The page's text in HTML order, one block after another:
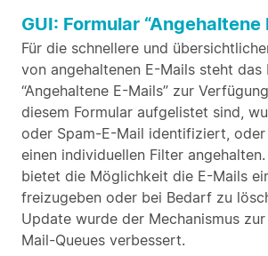
GUI: Formular “Angehaltene
Für die schnellere und
von angehaltenen E-Mails steht das
“Angehaltene E-Mails” zur
diesem Formular aufgelistet sind,
oder Spam-E-Mail identifiziert,
einen individuellen Filter
bietet die Möglichkeit die E-Mails
freizugeben oder bei Bedarf zu
Update wurde der Mechanismus
Mail-Queues verbessert.